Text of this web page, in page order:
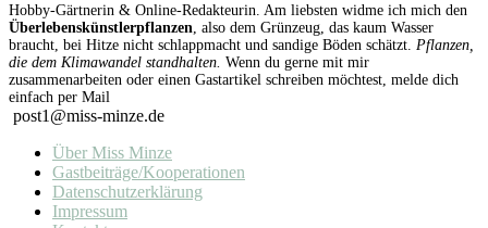
Hobby-Gärtnerin & Online-Redakteurin. Am liebsten widme ich mich den
Überlebenskünstlerpflanzen , also dem Grünzeug, das kaum Wasser
braucht, bei Hitze nicht schlappmacht und sandige Böden schätzt. Pflanzen,
die dem Klimawandel standhalten. Wenn du gerne mit mir
zusammenarbeiten oder einen Gastartikel schreiben möchtest, melde dich
einfach per Mail
post1@miss-minze.de
Über Miss Minze
Gastbeiträge/Kooperationen
Datenschutzerklärung
Impressum